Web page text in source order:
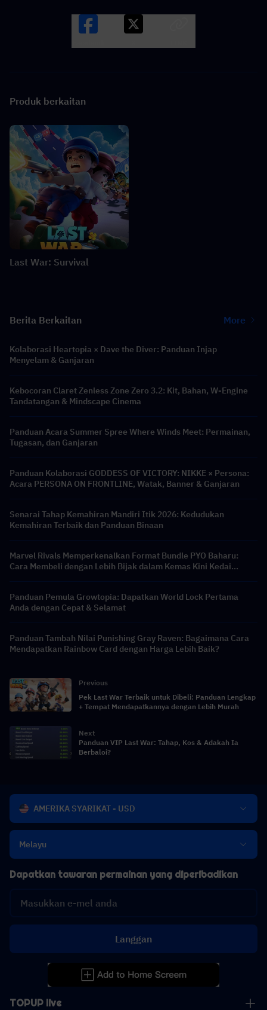
Produk berkaitan
Last War: Survival
Berita Berkaitan More
Kolaborasi Heartopia × Dave the Diver: Panduan Injap
Menyelam & Ganjaran
Kebocoran Claret Zenless Zone Zero 3.2: Kit, Bahan, W-Engine
Tandatangan & Mindscape Cinema
Panduan Acara Summer Spree Where Winds Meet: Permainan,
Tugasan, dan Ganjaran
Panduan Kolaborasi GODDESS OF VICTORY: NIKKE × Persona:
Acara PERSONA ON FRONTLINE, Watak, Banner & Ganjaran
Senarai Tahap Kemahiran Mandiri Itik 2026: Kedudukan
Kemahiran Terbaik dan Panduan Binaan
Marvel Rivals Memperkenalkan Format Bundle PYO Baharu:
Cara Membeli dengan Lebih Bijak dalam Kemas Kini Kedai
Panduan Pemula Growtopia: Dapatkan World Lock Pertama
Anda dengan Cepat & Selamat
Panduan Tambah Nilai Punishing Gray Raven: Bagaimana Cara
Mendapatkan Rainbow Card dengan Harga Lebih Baik?
Previous
Pek Last War Terbaik untuk Dibeli: Panduan Lengkap
+ Tempat Mendapatkannya dengan Lebih Murah
Next
Panduan VIP Last War: Tahap, Kos & Adakah Ia
Berbaloi?
AMERIKA SYARIKAT - USD
Melayu
TOPUP live
Dapatkan tawaran permainan yang diperibadikan
Langgan